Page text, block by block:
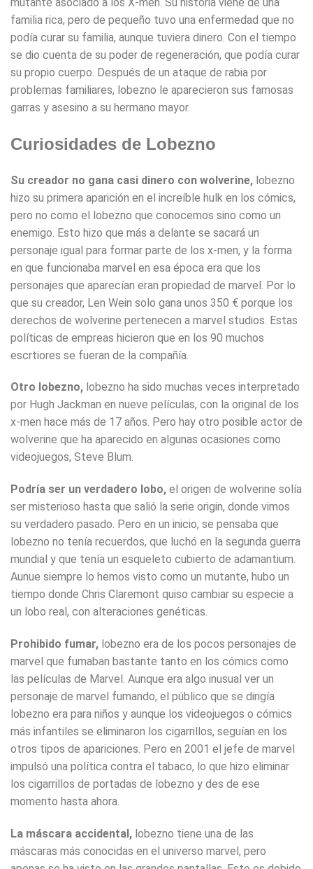
familia rica, pero de pequeño tuvo una enfermedad que no
podía curar su familia, aunque tuviera dinero. Con el tiempo
se dio cuenta de su poder de regeneración, que podía curar
su propio cuerpo. Después de un ataque de rabia por
problemas familiares, lobezno le aparecieron sus famosas
garras y asesino a su hermano mayor.
Curiosidades de Lobezno
Su creador no gana casi dinero con wolverine, lobezno
hizo su primera aparición en el increíble hulk en los cómics,
pero no como el lobezno que conocemos sino como un
enemigo. Esto hizo que más a delante se sacará un
personaje igual para formar parte de los x-men, y la forma
en que funcionaba marvel en esa época era que los
personajes que aparecían eran propiedad de marvel. Por lo
que su creador, Len Wein solo gana unos 350 € porque los
derechos de wolverine pertenecen a marvel studios. Estas
políticas de empreas hicieron que en los 90 muchos
escrtiores se fueran de la compañía.
Otro lobezno, lobezno ha sido muchas veces interpretado
por Hugh Jackman en nueve películas, con la original de los
x-men hace más de 17 años. Pero hay otro posible actor de
wolverine que ha aparecido en algunas ocasiones como
videojuegos, Steve Blum.
Podría ser un verdadero lobo, el origen de wolverine solía
ser misterioso hasta que salió la serie origin, donde vimos
su verdadero pasado. Pero en un inicio, se pensaba que
lobezno no tenía recuerdos, que luchó en la segunda guerra
mundial y que tenía un esqueleto cubierto de adamantium.
Aunue siempre lo hemos visto como un mutante, hubo un
tiempo donde Chris Claremont quiso cambiar su especie a
un lobo real, con alteraciones genéticas.
Prohibido fumar, lobezno era de los pocos personajes de
marvel que fumaban bastante tanto en los cómics como
las películas de Marvel. Aunque era algo inusual ver un
personaje de marvel fumando, el público que se dirigía
lobezno era para niños y aunque los videojuegos o cómics
más infantiles se eliminaron los cigarrillos, seguían en los
otros tipos de apariciones. Pero en 2001 el jefe de marvel
impulsó una política contra el tabaco, lo que hizo eliminar
los cigarrillos de portadas de lobezno y des de ese
momento hasta ahora.
La máscara accidental, lobezno tiene una de las
máscaras más conocidas en el universo marvel, pero